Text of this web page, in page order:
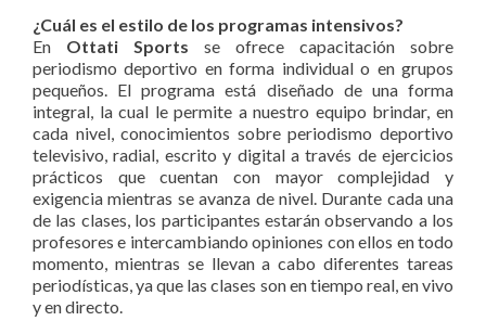
¿Cuál es el estilo de los programas intensivos?
En Ottati Sports se ofrece capacitación sobre
periodismo deportivo en forma individual o en grupos
pequeños. El programa está diseñado de una forma
integral, la cual le permite a nuestro equipo brindar, en
cada nivel, conocimientos sobre periodismo deportivo
televisivo, radial, escrito y digital a través de ejercicios
prácticos que cuentan con mayor complejidad y
exigencia mientras se avanza de nivel. Durante cada una
de las clases, los participantes estarán observando a los
profesores e intercambiando opiniones con ellos en todo
momento, mientras se llevan a cabo diferentes tareas
periodísticas, ya que las clases son en tiempo real, en vivo
y en directo.